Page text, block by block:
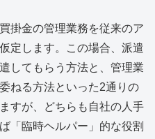
掛金の管理業務を従来のア
定します。この場合、派遣
してもらう方法と、管理業
ねる方法といった2通りの
すが、どちらも自社の人手
「臨時ヘルパー」的な役割